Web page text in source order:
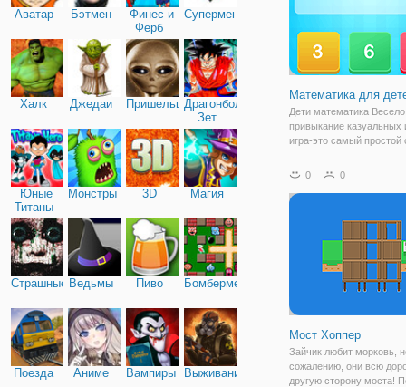
Аватар Бэтмен
Финес и
Ферб
Супермен
Халк Джедаи ПришельцыДрагонболл
Зет
Юные
Титаны
Монстры 3D Магия
Страшные Ведьмы Пиво Бомбермен
Поезда Аниме Вампиры Выживание
Математика для
Дети математика
привыкание казуальных
игра-это самый простой
Наслаждайтесь миром
удовольствием.
0 0
Мост Хоппер
Зайчик любит морковь,
сожалению, они всю
другую сторону моста!